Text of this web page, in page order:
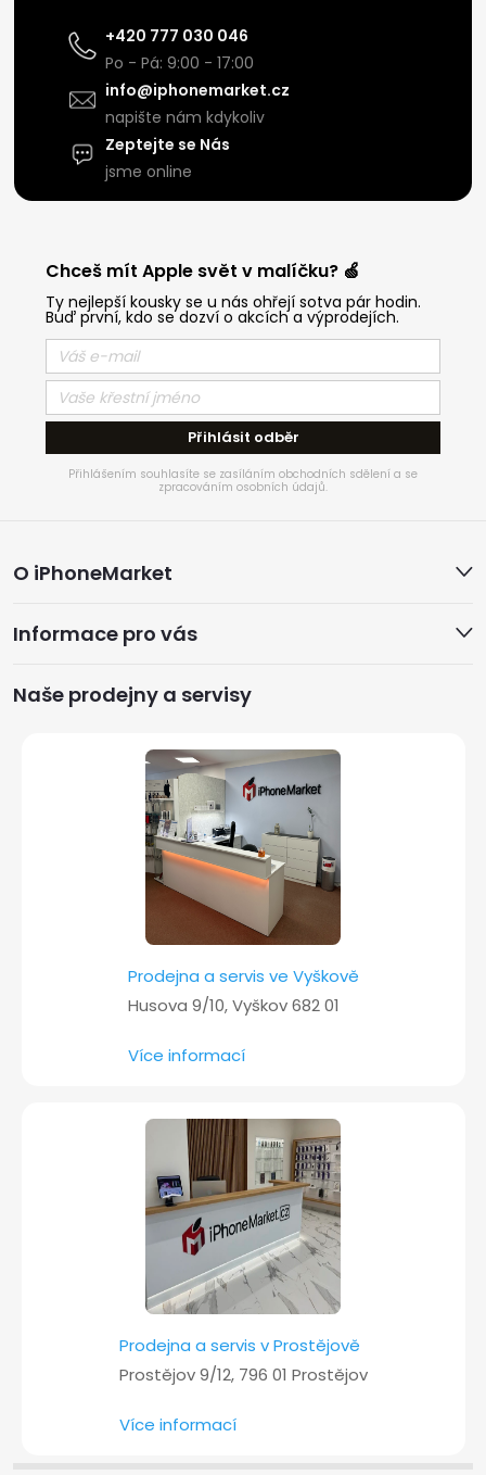
+420 777 030 046
Po - Pá: 9:00 - 17:00
info@iphonemarket.cz
napište nám kdykoliv
Zeptejte se Nás
jsme online
Chceš mít Apple svět v malíčku? 🍏
Ty nejlepší kousky se u nás ohřejí sotva pár hodin.
Buď první, kdo se dozví o akcích a výprodejích.
Přihlásit odběr
Přihlášením souhlasíte se zasíláním obchodních sdělení a se
zpracováním osobních údajů.
á
p
a
O iPhoneMarket
Informace pro vás
Naše prodejny a servisy
Prodejna a servis ve Vyškově
Husova 9/10, Vyškov 682 01
Více informací
Prodejna a servis v Prostějově
Prostějov 9/12, 796 01 Prostějov
Více informací